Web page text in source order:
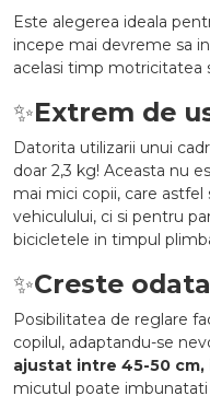
Este alegerea ideala
incepe mai devreme sa
acelasi timp motricitatea
✨Extrem de
Datorita utilizarii unui
doar 2,3 kg! Aceasta nu
mai mici copii, care
vehiculului, ci si pentru
bicicletele in timpul
✨Creste
Posibilitatea de reglare
copilul, adaptandu-se
ajustat intre 45-50 cm,
micutul poate